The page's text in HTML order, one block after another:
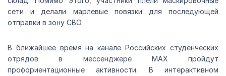
сети и делали марлевые повязки для последующей
отправки в зону СВО.
В ближайшее время на канале Российских студенческих
отрядов в мессенджере MAX пройдут
профориентационные активности. В интерактивном